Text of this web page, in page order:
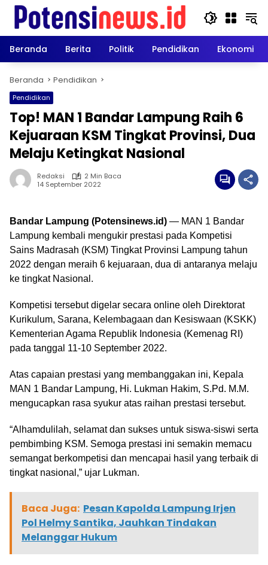
Langsung
konten
Beranda
Berita Politik Pendidikan Ekonomi
Beranda Pendidikan
Pendidikan
Top! MAN 1 Bandar Lampung Raih 6
Kejuaraan KSM Tingkat Provinsi, Dua
Melaju Ketingkat Nasional
Redaksi
2 Min Baca
14 September 2022
Bandar Lampung (Potensinews.id) — MAN 1 Bandar
Lampung kembali mengukir prestasi pada Kompetisi
Sains Madrasah (KSM) Tingkat Provinsi Lampung tahun
2022 dengan meraih 6 kejuaraan, dua di antaranya melaju
ke tingkat Nasional.
Kompetisi tersebut digelar secara online oleh Direktorat
Kurikulum, Sarana, Kelembagaan dan Kesiswaan (KSKK)
Kementerian Agama Republik Indonesia (Kemenag RI)
pada tanggal 11-10 September 2022.
Atas capaian prestasi yang membanggakan ini, Kepala
MAN 1 Bandar Lampung, Hi. Lukman Hakim, S.Pd. M.M.
mengucapkan rasa syukur atas raihan prestasi tersebut.
“Alhamdulilah, selamat dan sukses untuk siswa-siswi serta
pembimbing KSM. Semoga prestasi ini semakin memacu
semangat berkompetisi dan mencapai hasil yang terbaik di
tingkat nasional,” ujar Lukman.
Baca Juga: Pesan Kapolda Lampung Irjen
Pol Helmy Santika, Jauhkan Tindakan
Melanggar Hukum